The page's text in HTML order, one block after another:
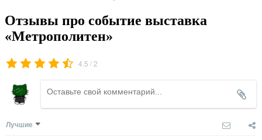
Отзывы про событие выставка
«Метрополитен»
4.5 /2
Лучшие